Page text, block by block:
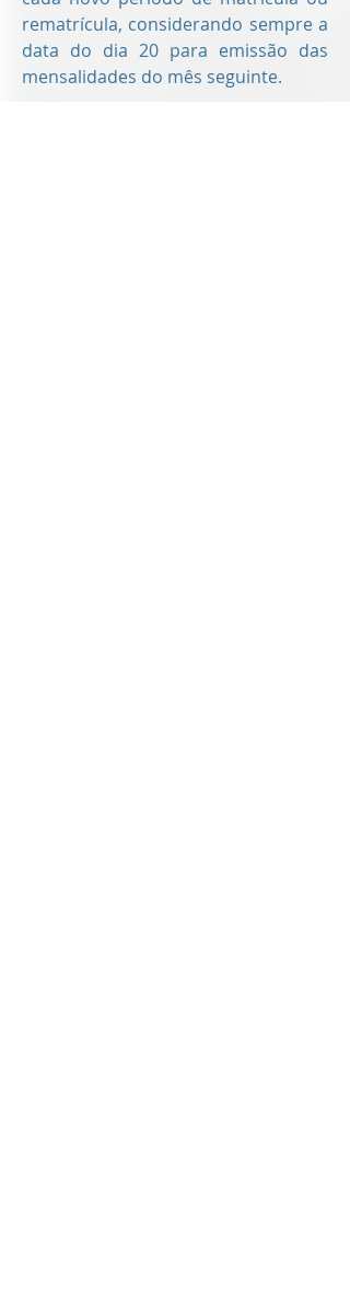
rematrícula, considerando sempre a
data do dia 20 para emissão das
mensalidades do mês seguinte.